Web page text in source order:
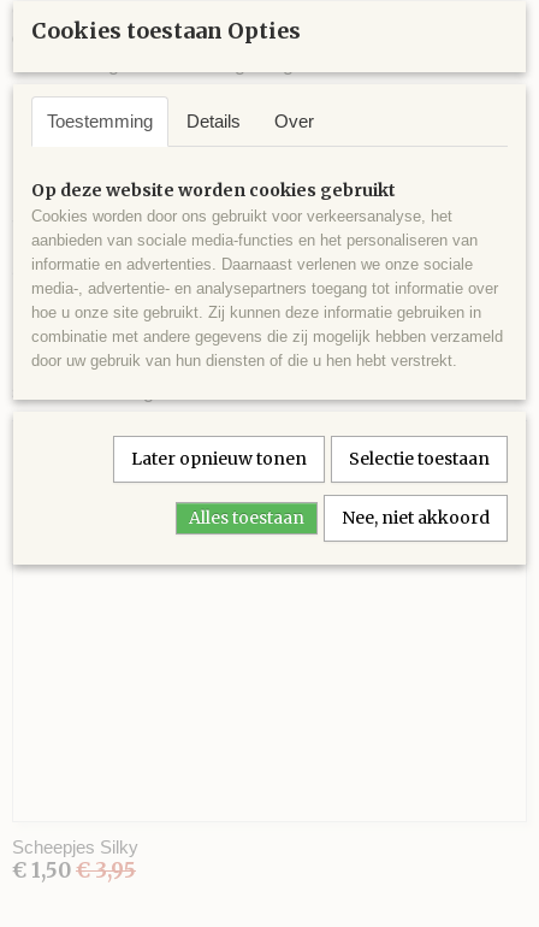
Gedifra Cubetto 1120 is een leuke fantasiegaren die op
grove naald verwerkt kan worden wat een speels efect geeft.
Dit betreft een aanbieding dus op is op!
7 bollen voor trui korte mouw.
50 gram ca. 75 meter.
100% polypmide.
Naalddikte 8.
Ook interessant
Scheepjes Silky
€ 1,50€ 3,95
Cookies toestaan Opties
Toestemming Details Over
Op deze website worden cookies gebruikt
Cookies worden door ons gebruikt voor verkeersanalyse, het
aanbieden van sociale media-functies en het personaliseren van
informatie en advertenties. Daarnaast verlenen we onze sociale
media-, advertentie- en analysepartners toegang tot informatie over
hoe u onze site gebruikt. Zij kunnen deze informatie gebruiken in
combinatie met andere gegevens die zij mogelijk hebben verzameld
door uw gebruik van hun diensten of die u hen hebt verstrekt.
Later opnieuw tonen Selectie toestaan
Alles toestaan Nee, niet akkoord